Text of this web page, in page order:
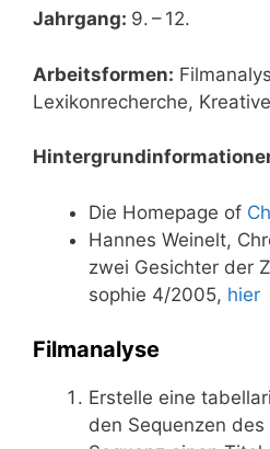
Jahr­gang: 9. – 12.
Arbeits­for­men:
Lexi­kon­re­cher­che,
Die Home­page of
Han­nes Wei­nelt,
zwei Gesich­ter der
so­phie 4/​2005, hier
Filmanalyse
Erstel­le eine
den Sequen­zen